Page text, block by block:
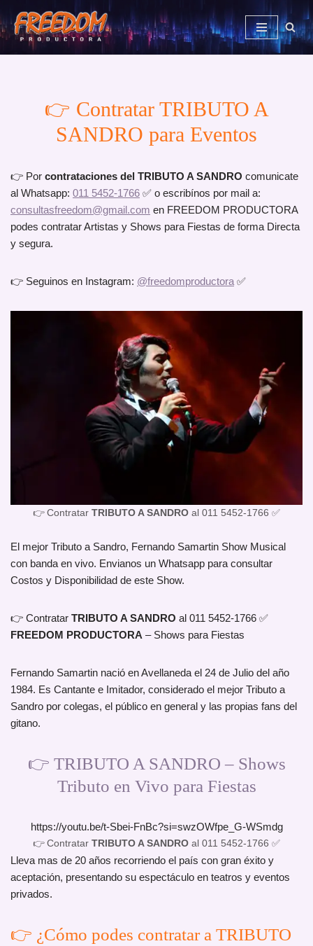
Saltar
al
👉 Contratar TRIBUTO A
SANDRO para Eventos
👉 Por contrataciones del TRIBUTO A SANDRO comunicate
al Whatsapp: 011 5452-1766 ✅ o escribínos por mail a:
consultasfreedom@gmail.com en FREEDOM PRODUCTORA
podes contratar Artistas y Shows para Fiestas de forma Directa
y segura.
👉 Seguinos en Instagram: @freedomproductora ✅
👉 Contratar TRIBUTO A SANDRO al 011 5452-1766 ✅
El mejor Tributo a Sandro, Fernando Samartin Show Musical
con banda en vivo. Envianos un Whatsapp para consultar
Costos y Disponibilidad de este Show.
👉 Contratar TRIBUTO A SANDRO al 011 5452-1766 ✅
FREEDOM PRODUCTORA – Shows para Fiestas
Fernando Samartin nació en Avellaneda el 24 de Julio del año
1984. Es Cantante e Imitador, considerado el mejor Tributo a
Sandro por colegas, el público en general y las propias fans del
gitano.
👉 TRIBUTO A SANDRO – Shows
Tributo en Vivo para Fiestas
https://youtu.be/t-Sbei-FnBc?si=swzOWfpe_G-WSmdg
👉 Contratar TRIBUTO A SANDRO al 011 5452-1766 ✅
Lleva mas de 20 años recorriendo el país con gran éxito y
aceptación, presentando su espectáculo en teatros y eventos
privados.
👉 ¿Cómo podes contratar a TRIBUTO